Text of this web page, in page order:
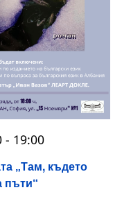
„Там, където
пъти“
- 19:00